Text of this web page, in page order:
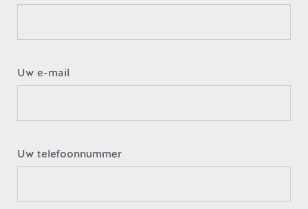
Uw e-mail
Uw telefoonnummer